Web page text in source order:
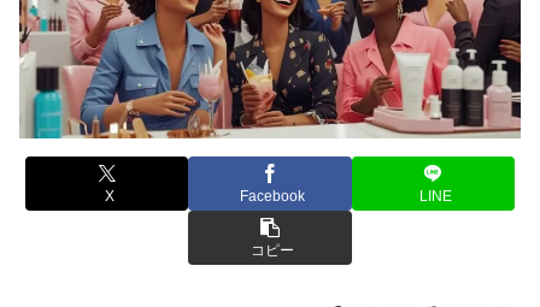
X Facebook LINE
コピー